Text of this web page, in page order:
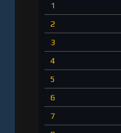
1
2
3
4
5
6
7